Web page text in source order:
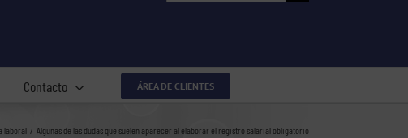
Contacto ÁREA DE CLIENTES
laboral Algunas de las dudas que suelen aparecer al elaborar el registro salarial obligatorio